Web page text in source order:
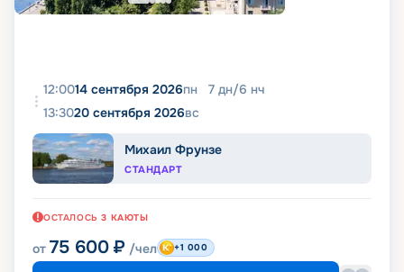
12:0014 сентября 2026пн 7 дн/6 нч
13:3020 сентября 2026вс
Михаил Фрунзе
СТАНДАРТ
ОСТАЛОСЬ 3 КАЮТЫ
от 75 600 ₽ /чел +1 000